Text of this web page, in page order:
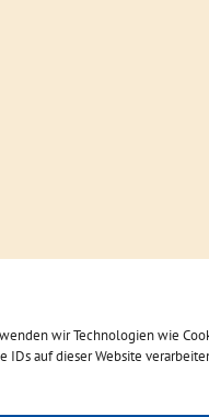
wir Technologien wie
IDs auf dieser Website